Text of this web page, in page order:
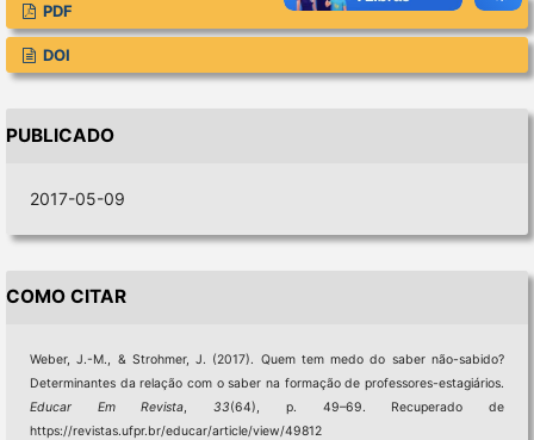
PDF
DOI
PUBLICADO
2017-05-09
COMO CITAR
Weber, J.-M., & Strohmer, J. (2017). Quem tem medo do saber não-sabido?
Determinantes da relação com o saber na formação de professores-estagiários.
Educar Em Revista,33(64), p. 49–69. Recuperado de
https://revistas.ufpr.br/educar/article/view/49812